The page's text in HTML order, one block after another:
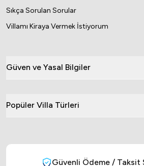
Sıkça Sorulan Sorular
Villamı Kiraya Vermek İstiyorum
Güven ve Yasal Bilgiler
Popüler Villa Türleri
Güvenli Ödeme / Taksit